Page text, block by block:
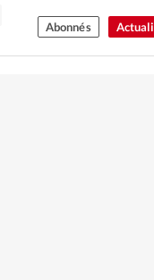
Abonnés